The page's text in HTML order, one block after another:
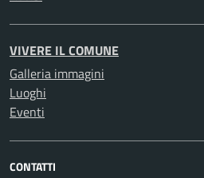
VIVERE IL COMUNE
Galleria immagini
Luoghi
Eventi
CONTATTI